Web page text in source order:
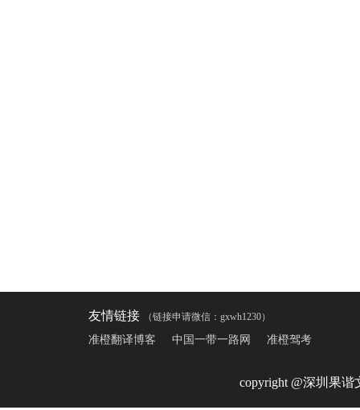
友情链接 （链接申请微信：gxwh1230）
准橙翻译博客 中国一带一路网 准橙驾考
copyright @深圳果